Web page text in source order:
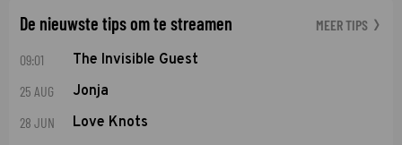
De nieuwste tips om te streamen MEER TIPS
09:01 The Invisible Guest
25 AUG Jonja
28 JUN Love Knots